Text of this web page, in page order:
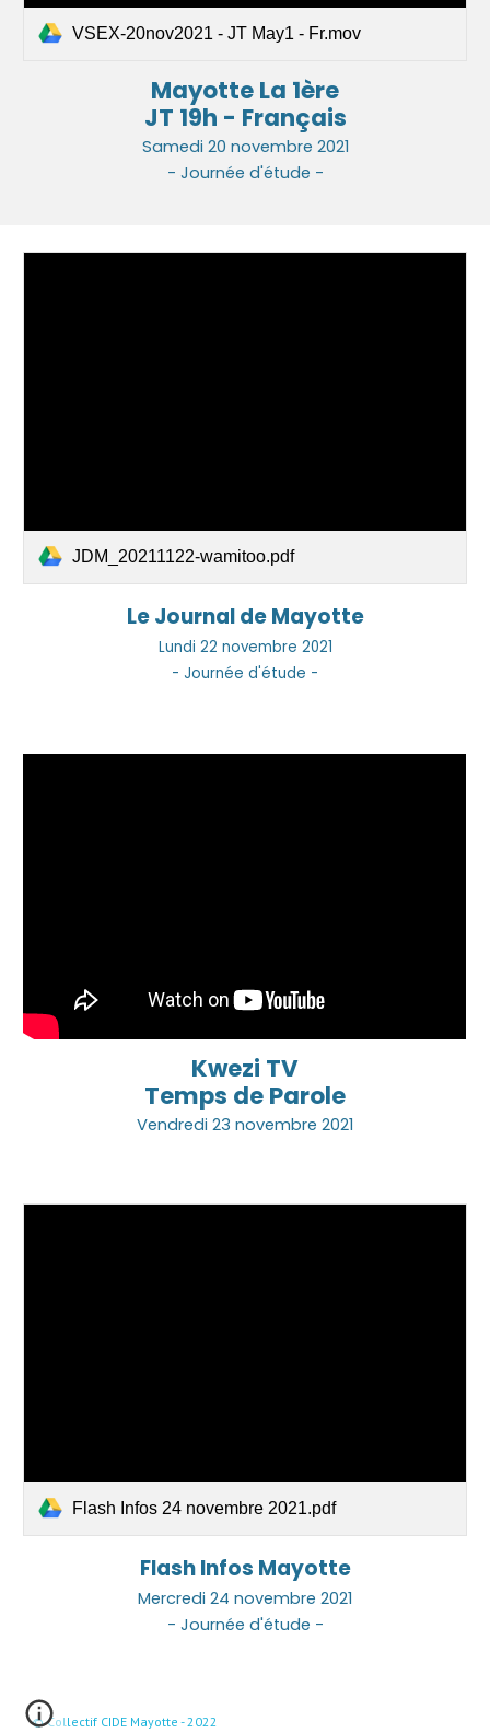
VSEX-20nov2021 - JT May1 - Fr.mov
Mayotte La 1ère
JT 19h - Français
Samedi 20 novembre 2021
- Journée d'étude -
JDM_20211122-wamitoo.pdf
Le Journal de Mayotte
Lundi 22 novembre 2021
- Journée d'étude -
Kwezi TV
Temps de Parole
Vendredi 23 novembre 2021
Flash Infos 24 novembre 2021.pdf
Flash Infos Mayotte
Mercredi 24 novembre 2021
- Journée d'étude -
© Collectif CIDE Mayotte - 2022